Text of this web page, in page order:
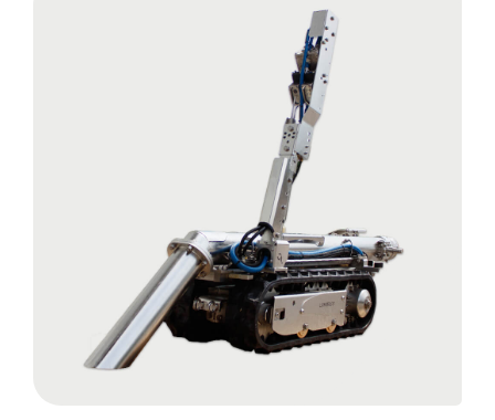
PULIZIA DI VASCHE DI
CONTENIMENTO/TRATT